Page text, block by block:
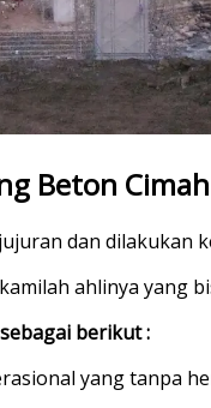
Beton
dan dilakukan
ahlinya yang
berikut :
yang tanpa